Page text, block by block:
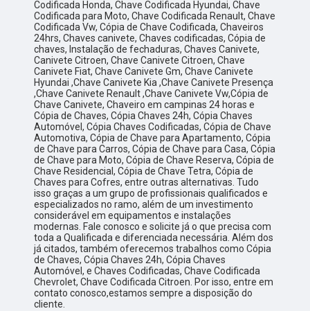
Codificada Honda, Chave Codificada Hyundai, Chave
Codificada para Moto, Chave Codificada Renault, Chave
Codificada Vw, Cópia de Chave Codificada, Chaveiros
24hrs, Chaves canivete, Chaves codificadas, Cópia de
chaves, Instalação de fechaduras, Chaves Canivete,
Canivete Citroen, Chave Canivete Citroen, Chave
Canivete Fiat, Chave Canivete Gm, Chave Canivete
Hyundai ,Chave Canivete Kia ,Chave Canivete Presença
,Chave Canivete Renault ,Chave Canivete Vw,Cópia de
Chave Canivete, Chaveiro em campinas 24 horas e
Cópia de Chaves, Cópia Chaves 24h, Cópia Chaves
Automóvel, Cópia Chaves Codificadas, Cópia de Chave
Automotiva, Cópia de Chave para Apartamento, Cópia
de Chave para Carros, Cópia de Chave para Casa, Cópia
de Chave para Moto, Cópia de Chave Reserva, Cópia de
Chave Residencial, Cópia de Chave Tetra, Cópia de
Chaves para Cofres, entre outras alternativas. Tudo
isso graças a um grupo de profissionais qualificados e
especializados no ramo, além de um investimento
considerável em equipamentos e instalações
modernas. Fale conosco e solicite já o que precisa com
toda a Qualificada e diferenciada necessária. Além dos
já citados, também oferecemos trabalhos como Cópia
de Chaves, Cópia Chaves 24h, Cópia Chaves
Automóvel, e Chaves Codificadas, Chave Codificada
Chevrolet, Chave Codificada Citroen. Por isso, entre em
contato conosco,estamos sempre a disposição do
cliente.